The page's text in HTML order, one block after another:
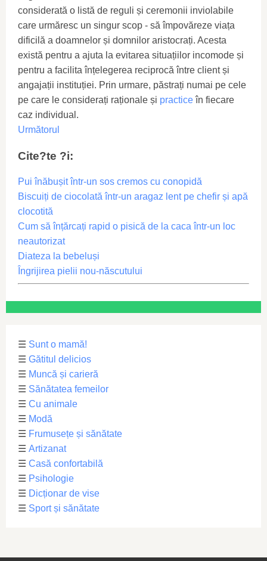
considerată o listă de reguli și ceremonii inviolabile
care urmăresc un singur scop - să împovăreze viața
dificilă a doamnelor și domnilor aristocrați. Acesta
există pentru a ajuta la evitarea situațiilor incomode și
pentru a facilita înțelegerea reciprocă între client și
angajații instituției. Prin urmare, păstrați numai pe cele
pe care le considerați raționale și practiceîn fiecare
caz individual.
Următorul
Cite?te ?i:
Pui înăbușit într-un sos cremos cu conopidă
Biscuiți de ciocolată într-un aragaz lent pe chefir și apă
clocotită
Cum să înțărcați rapid o pisică de la caca într-un loc
neautorizat
Diateza la bebeluși
Îngrijirea pielii nou-născutului
☰ Sunt o mamă!
☰ Gătitul delicios
☰ Muncă și carieră
☰ Sănătatea femeilor
☰ Cu animale
☰ Modă
☰ Frumusețe și sănătate
☰ Artizanat
☰ Casă confortabilă
☰ Psihologie
☰ Dicționar de vise
☰ Sport și sănătate